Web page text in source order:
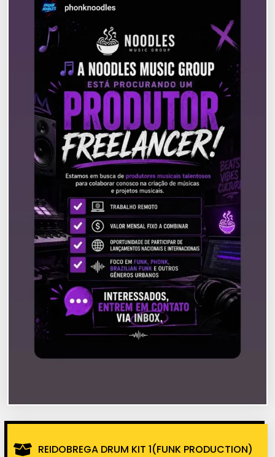
REIDOBREGA DRUM KIT 1(FUNK PRODUCTION)